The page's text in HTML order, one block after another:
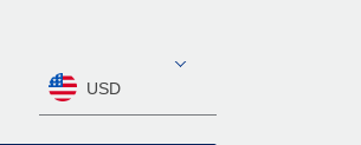
USD